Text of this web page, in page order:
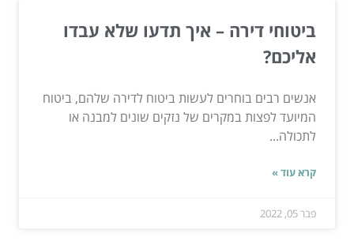
ביטוחי דירה – איך תדעו שלא עבדו
אליכם?
אנשים רבים בוחרים לעשות ביטוח לדירה שלהם, ביטוח
המיועד לפצות במקרים של נזקים שונים למבנה או
לתכולה...
קרא עוד »
פבר 05, 2022